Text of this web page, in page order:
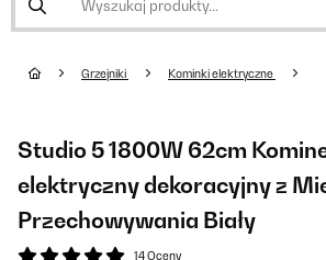
Grzejniki Kominki elektryczne
Studio 5 1800W 62cm
elektryczny dekoracyjny z
Przechowywania Biały
14 Oceny